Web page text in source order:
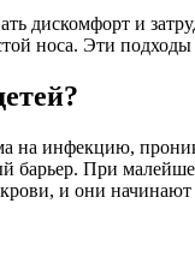
дискомфорт и
носа. Эти
на инфекцию,
барьер. При
и они начинают